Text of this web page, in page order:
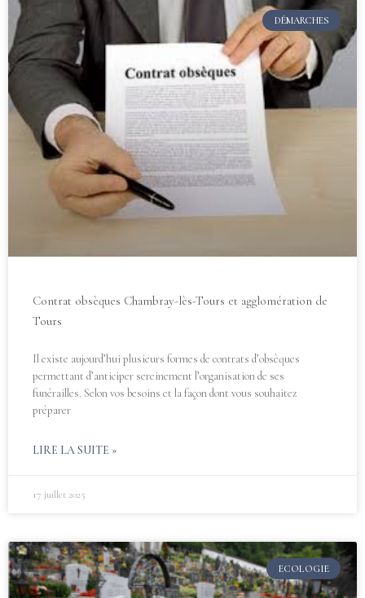
DÉMARCHES
Contrat obsèques Chambray-lès-Tours et agglomération de
Tours
Il existe aujourd’hui plusieurs formes de contrats d’obsèques
permettant d’anticiper sereinement l’organisation de ses
funérailles. Selon vos besoins et la façon dont vous souhaitez
préparer
LIRE LA SUITE »
17 juillet 2025
ECOLOGIE